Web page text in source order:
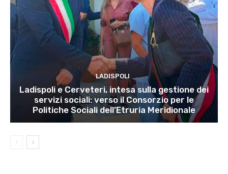
LADISPOLI
Ladispoli e Cerveteri, intesa sulla gestione dei
servizi sociali: verso il Consorzio per le
Politiche Sociali dell’Etruria Meridionale